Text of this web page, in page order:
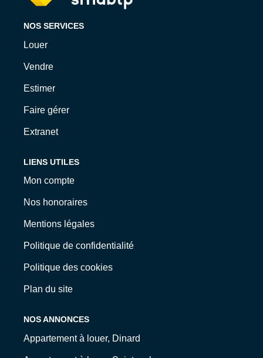
NOS SERVICES
Louer
Vendre
Estimer
Faire gérer
Extranet
LIENS UTILES
Mon compte
Nos honoraires
Mentions légales
Politique de confidentialité
Politique des cookies
Plan du site
NOS ANNONCES
Appartement à louer, Dinard